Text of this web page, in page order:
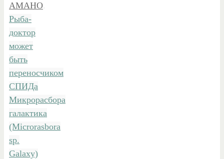
АМАНО.
Рыба-
доктор
может
быть
переносчиком
СПИДа
Микрорасбора
галактика
(Microrasbora
sp.
Galaxy)